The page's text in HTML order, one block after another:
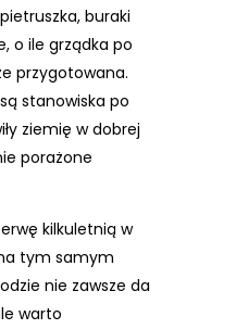
buraki
o ile grządka po
przygotowana.
stanowiska po
ziemię w dobrej
porażone
kilkuletnią w
tym samym
nie zawsze da
warto